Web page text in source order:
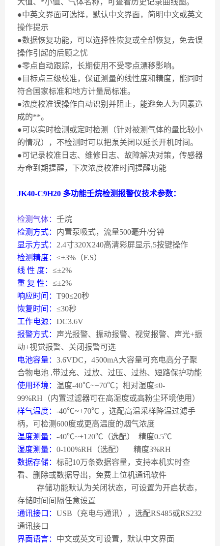
大值、*小值、气体名称，可查看历史记录曲线图。
●中英文界面可选择，默认中文界面，简明中文或英文
操作提示
●数据恢复功能，可以选择性恢复或全部恢复，免去误
操作引起的后顾之忧
●零点自动跟踪，长期使用不受零点漂移影响。
●目标点三级校准，保证测量的线性度和精度，能同时
符合国家标准和地方计量局标准。
●浓度校准误操作自动识别并阻止，能避免人为因素造
成的**。
●可以实时检测或定时检测（针对被测气体的量比较小
的情况），不检测时可以把泵关闭以延长开机时间。
●可记录校准日志、维修日志、故障解决对策，传感器
寿命到期提醒，下次浓度校准时间提醒功能
JK40-C9H20 多功能壬烷检测报警仪技术参数：
检测气体： 壬烷
检测方式： 内置泵吸式，流量500毫升/分钟
显示方式： 2.4寸320X240高清彩屏显示,5按键操作
检测精度： ≤±3% （F.S）
线 性 度： ≤±2%
重 复 性： ≤±2%
响应时间： T90≤20秒
恢复时间： ≤30秒
工作电源： DC3.6V
报警方式： 声光报警、振动报警、视觉报警、声光+振
动+视觉报警、关闭报警可选
电池容量： 3.6VDC ， 4500mA大容量可充电高分子聚
合物电池 ,带过充、过放、过压、过热、短路保护功能
使用环境： 温度-40℃~+70℃；相对湿度≤0-
99%RH （内置过滤器可在高湿度或高粉尘环境使用）
样气温度： -40℃~+70℃ ，选配高温采样降温过滤手
柄，可检测600度或更高温度的烟气浓度
温度测量： -40℃~+120℃（选配） 精度0.5℃
湿度测量： 0-100%RH （选配） 精度3%RH
数据存储： 标配10万条数据容量，支持本机实时查
看、删除或数据导出，免费上位机通讯软件
存储功能默认为关闭状态，可设置为开启状态，
存储时间间隔任意设置
通讯接口： USB （充电与通讯），选配RS485或RS232
通讯接口
界面语言： 中文或英文可设置，默认中文界面